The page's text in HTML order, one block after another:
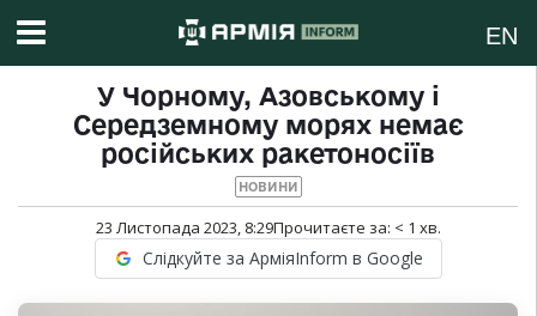
EN
У Чорному, Азовському і
Середземному морях немає
російських ракетоносіїв
НОВИНИ
23 Листопада 2023, 8:29Прочитаєте за: < 1 хв.
Слідкуйте за АрміяInform в Google